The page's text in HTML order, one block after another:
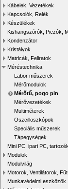
Kábelek, Vezetékek
Kapcsolók, Relék
Készülékek
Kishangszórók, Piezók,
Kondenzátor
Kristályok
Matricák, Feliratok
Méréstechnika
Labor műszerek
Mérőmodulok
Mérőtű, pogo pin
Mérővezetékek
Multiméterek
Oszcilloszkópok
Speciális műszerek
Tápegységek
Mini PC, ipari PC,
Modulok
Modulvilág
Motorok, Ventilátorok,
Munkavédelmi eszközök